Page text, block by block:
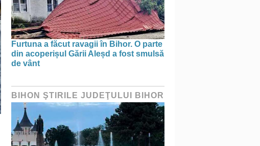
Furtuna a făcut ravagii în Bihor. O parte
din acoperișul Gării Aleșd a fost smulsă
de vânt
BIHON ŞTIRILE JUDEŢULUI BIHOR